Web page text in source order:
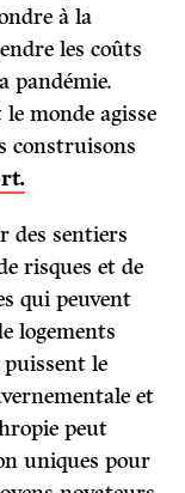
à la
les coûts
pandémie.
monde agisse
construisons
des sentiers
risques et de
qui peuvent
logements
le
et
peut
uniques pour